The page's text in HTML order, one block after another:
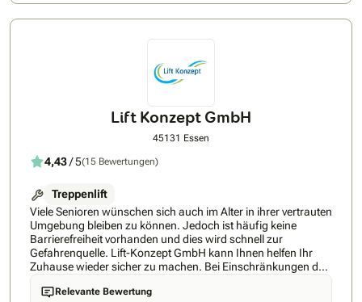
Unterstützung bei Förderungen & Zuschüssen • Bis zu 100
Lift Konzept GmbH
45131 Essen
4,43/ 5(15 Bewertungen)
Treppenlift
Viele Senioren wünschen sich auch im Alter in ihrer vertrauten
Umgebung bleiben zu können. Jedoch ist häufig keine
Barrierefreiheit vorhanden und dies wird schnell zur
Gefahrenquelle. Lift-Konzept GmbH kann Ihnen helfen Ihr
Zuhause wieder sicher zu machen. Bei Einschränkungen der
Bewegungsfreiheit stellen Treppen oftmals ein
unüberwindbares Hindernis dar. Das muss aber nicht länger
Relevante Bewertung